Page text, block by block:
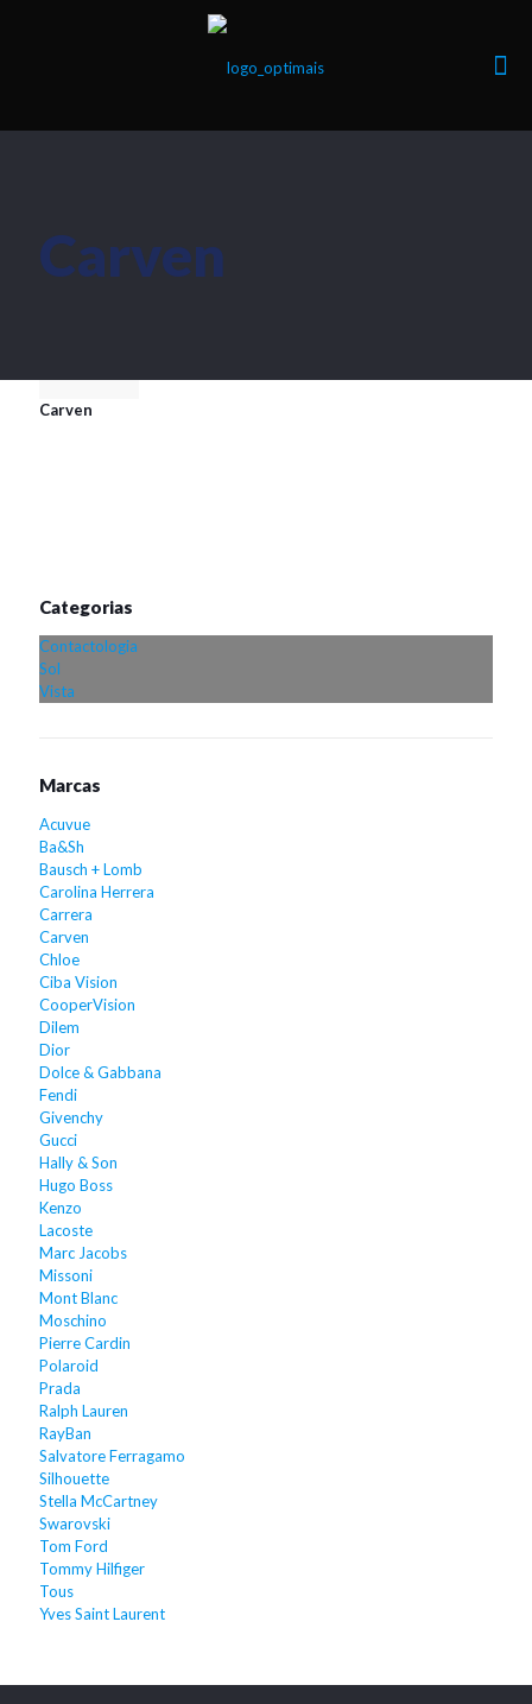
Carven
Carven
Categorias
Contactologia
Sol
Vista
Marcas
Acuvue
Ba&Sh
Bausch + Lomb
Carolina Herrera
Carrera
Carven
Chloe
Ciba Vision
CooperVision
Dilem
Dior
Dolce & Gabbana
Fendi
Givenchy
Gucci
Hally & Son
Hugo Boss
Kenzo
Lacoste
Marc Jacobs
Missoni
Mont Blanc
Moschino
Pierre Cardin
Polaroid
Prada
Ralph Lauren
RayBan
Salvatore Ferragamo
Silhouette
Stella McCartney
Swarovski
Tom Ford
Tommy Hilfiger
Tous
Yves Saint Laurent